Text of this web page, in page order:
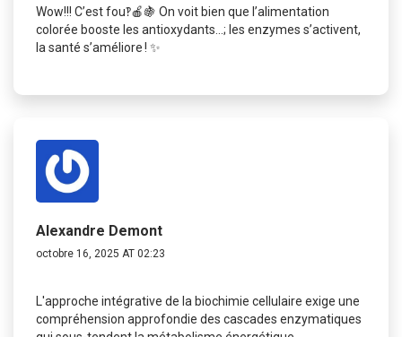
Wow!!! C’est fou‽🍎🍇 On voit bien que l’alimentation
colorée booste les antioxydants...; les enzymes s’activent,
la santé s’améliore ! ✨
Alexandre Demont
octobre 16, 2025 AT 02:23
L'approche intégrative de la biochimie cellulaire exige une
compréhension approfondie des cascades enzymatiques